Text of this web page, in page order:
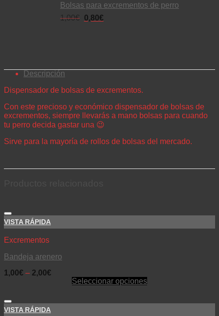
Bolsas para excrementos de perro
1,00€ 0,80€
Descripción
Dispensador de bolsas de excrementos.
Con este precioso y económico dispensador de bolsas de
excrementos, siempre llevarás a mano bolsas para cuando
tu perro decida gastar una 😉
Sirve para la mayoría de rollos de bolsas del mercado.
VISTA RÁPIDA
Excrementos
Bandeja arenero
1,00€ – 2,00€
Seleccionar opciones
VISTA RÁPIDA